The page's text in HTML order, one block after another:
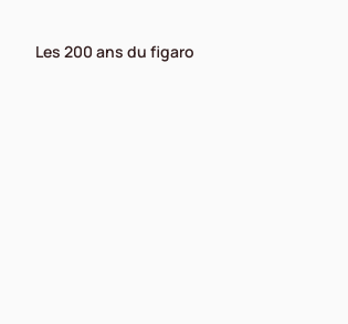
Les 200 ans du figaro